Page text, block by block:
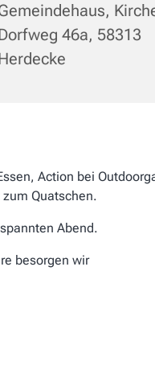
46a, 58313
Action bei
Quatschen.
Abend.
besorgen wir